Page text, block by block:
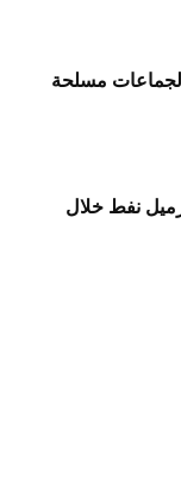
مليون برميل نفط خلال